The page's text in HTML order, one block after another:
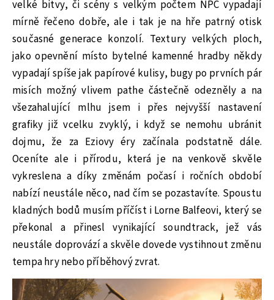
velké bitvy, či scény s velkým počtem NPC vypadají
mírně řečeno dobře, ale i tak je na hře patrný otisk
současné generace konzolí. Textury velkých ploch,
jako opevnění místo bytelné kamenné hradby někdy
vypadají spíše jak papírové kulisy, bugy po prvních pár
misích možný vlivem pathe částečně odezněly a na
všezahalující mlhu jsem i přes nejvyšší nastavení
grafiky již vcelku zvyklý, i když se nemohu ubránit
dojmu, že za Eziovy éry začínala podstatně dále.
Oceníte ale i přírodu, která je na venkově skvěle
vykreslena a díky změnám počasí i ročních období
nabízí neustále něco, nad čím se pozastavíte. Spoustu
kladných bodů musím příčíst i Lorne Balfeovi, který se
překonal a přinesl vynikající soundtrack, jež vás
neustále doprovází a skvěle dovede vystihnout změnu
tempa hry nebo příběhový zvrat.